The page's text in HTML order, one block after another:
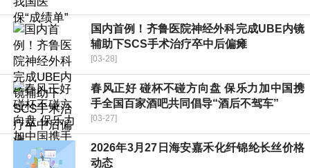
国内首例！齐鲁医院神经外科完成UBE内镜
辅助下SCS手术治疗卒中后偏瘫
[03-28]
春风正好 碰杯不碰方向盘 保乐力加中国携
手全国百家酒吧共同倡导“酒后不驾车”
[03-27]
2026年3月27日海安嘉禾化纤锦纶长丝价格
动态